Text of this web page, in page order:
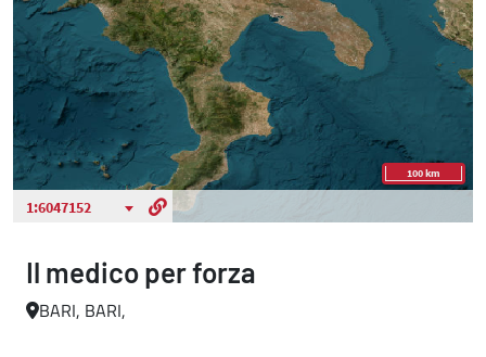
Il medico per forza
BARI, BARI,